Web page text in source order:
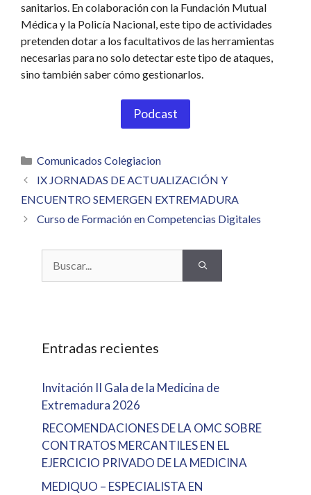
sanitarios. En colaboración con la Fundación Mutual
Médica y la Policía Nacional, este tipo de actividades
pretenden dotar a los facultativos de las herramientas
necesarias para no solo detectar este tipo de ataques,
sino también saber cómo gestionarlos.
Podcast
Categorías
Comunicados Colegiacion
IX JORNADAS DE ACTUALIZACIÓN Y
ENCUENTRO SEMERGEN EXTREMADURA
Curso de Formación en Competencias Digitales
Entradas recientes
Invitación II Gala de la Medicina de
Extremadura 2026
RECOMENDACIONES DE LA OMC SOBRE
CONTRATOS MERCANTILES EN EL
EJERCICIO PRIVADO DE LA MEDICINA
MEDIQUO – ESPECIALISTA EN